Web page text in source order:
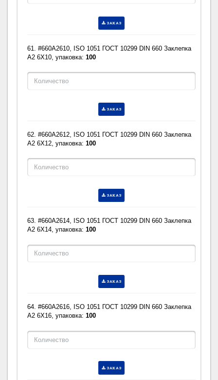
ЗАКАЗ
61. #660A2610, ISO 1051 ГОСТ 10299 DIN 660 Заклепка
A2 6X10, упаковка:100
ЗАКАЗ
62. #660A2612, ISO 1051 ГОСТ 10299 DIN 660 Заклепка
A2 6X12, упаковка:100
ЗАКАЗ
63. #660A2614, ISO 1051 ГОСТ 10299 DIN 660 Заклепка
A2 6X14, упаковка:100
ЗАКАЗ
64. #660A2616, ISO 1051 ГОСТ 10299 DIN 660 Заклепка
A2 6X16, упаковка:100
ЗАКАЗ